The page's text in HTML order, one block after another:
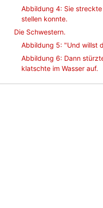
Abbildung 4: Sie
stellen konnte.
Die Schwestern.
Abbildung 5: "Und willst
Abbildung 6: Dann
klatschte im Wasser auf.